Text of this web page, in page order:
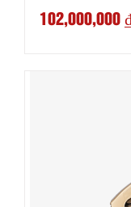
102,000,000